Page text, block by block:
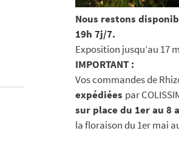
Nous restons
19h 7j/7.
Exposition jusqu’au 17
IMPORTANT :
Vos commandes de
expédiées par
sur place du 1er au 8
la floraison du 1er mai